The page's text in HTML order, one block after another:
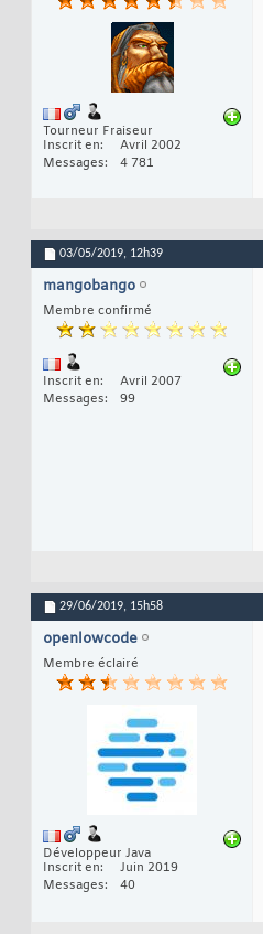
Tourneur Fraiseur
Inscrit en
Avril 2002
Messages
4 781
03/05/2019, 12h39
mangobango
Membre confirmé
Inscrit en
Avril 2007
Messages
99
29/06/2019, 15h58
openlowcode
Membre éclairé
Développeur Java
Inscrit en
Juin 2019
Messages
40